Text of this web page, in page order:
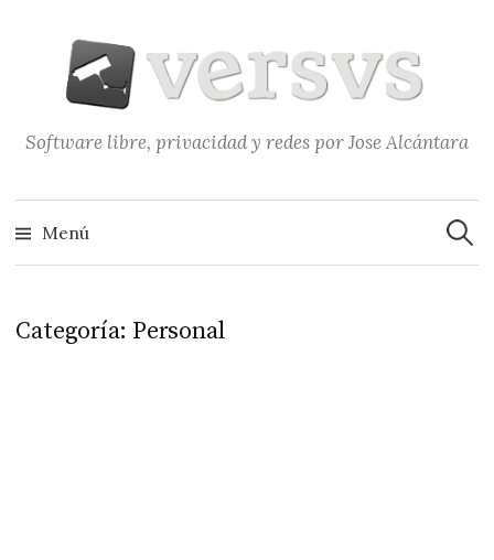
contenido
Software libre, privacidad y redes por Jose Alcántara
Menú
Categoría: Personal